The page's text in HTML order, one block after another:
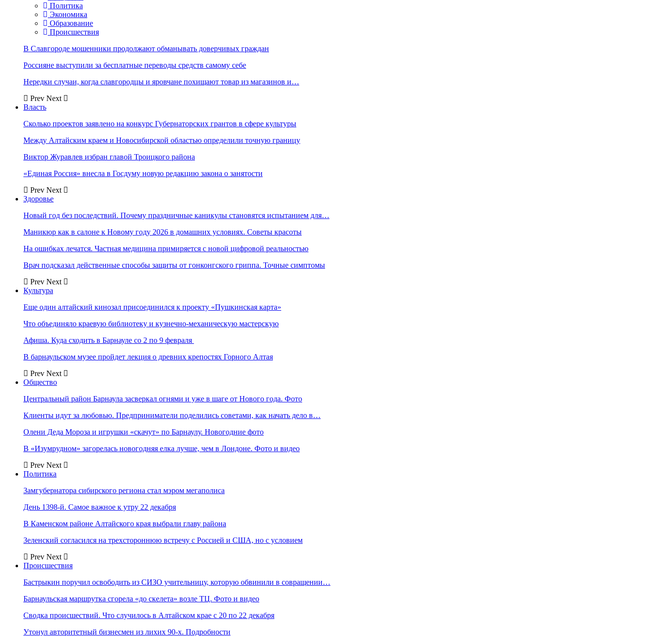
Политика
Экономика
Образование
Происшествия
В Славгороде мошенники продолжают обманывать доверчивых граждан
Россияне выступили за бесплатные переводы средств самому себе
Нередки случаи, когда славгородцы и яровчане похищают товар из магазинов и…
Prev Next
Власть
Сколько проектов заявлено на конкурс Губернаторских грантов в сфере культуры
Между Алтайским краем и Новосибирской областью определили точную границу
Виктор Журавлев избран главой Троицкого района
«Единая Россия» внесла в Госдуму новую редакцию закона о занятости
Prev Next
Здоровье
Новый год без последствий. Почему праздничные каникулы становятся испытанием для…
Маникюр как в салоне к Новому году 2026 в домашних условиях. Советы красоты
На ошибках лечатся. Частная медицина примиряется с новой цифровой реальностью
Врач подсказал действенные способы защиты от гонконгского гриппа. Точные симптомы
Prev Next
Культура
Еще один алтайский кинозал присоединился к проекту «Пушкинская карта»
Что объединяло краевую библиотеку и кузнечно-механическую мастерскую
Афиша. Куда сходить в Барнауле со 2 по 9 февраля
В барнаульском музее пройдет лекция о древних крепостях Горного Алтая
Prev Next
Общество
Центральный район Барнаула засверкал огнями и уже в шаге от Нового года. Фото
Клиенты идут за любовью. Предприниматели поделились советами, как начать дело в…
Олени Деда Мороза и игрушки «скачут» по Барнаулу. Новогодние фото
В «Изумрудном» загорелась новогодняя елка лучше, чем в Лондоне. Фото и видео
Prev Next
Политика
Замгубернатора сибирского региона стал мэром мегаполиса
День 1398-й. Самое важное к утру 22 декабря
В Каменском районе Алтайского края выбрали главу района
Зеленский согласился на трехстороннюю встречу с Россией и США, но с условием
Prev Next
Происшествия
Бастрыкин поручил освободить из СИЗО учительницу, которую обвинили в совращении…
Барнаульская маршрутка сгорела «до скелета» возле ТЦ. Фото и видео
Сводка происшествий. Что случилось в Алтайском крае с 20 по 22 декабря
Утонул авторитетный бизнесмен из лихих 90-х. Подробности